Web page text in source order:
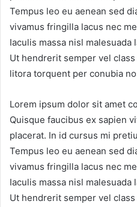
Tempus leo eu aenean sed
vivamus fringilla lacus nec
Iaculis massa nisl
Ut hendrerit semper vel
litora torquent per conubia
Lorem ipsum dolor sit amet
Quisque faucibus ex sapien
placerat. In id cursus mi
Tempus leo eu aenean sed
vivamus fringilla lacus nec
Iaculis massa nisl
Ut hendrerit semper vel